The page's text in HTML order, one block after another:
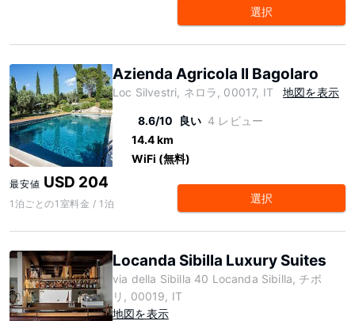
選択
Azienda Agricola Il Bagolaro
Loc Silvestri, ネロラ, 00017, IT 地図を表示
8.6/10 良い 4 レビュー
14.4 km
WiFi (無料)
最安値 USD 204
1泊ごとの1室料金 / 1泊 選択
Locanda Sibilla Luxury Suites
via della Sibilla 40 Locanda Sibilla, チボ
リ, 00019, IT
地図を表示